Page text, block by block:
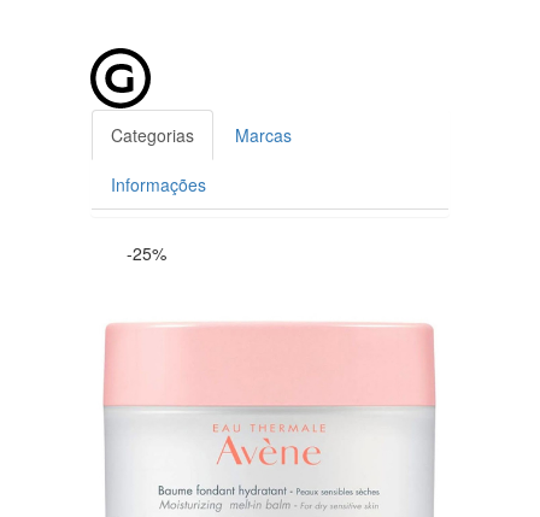
Categorias Marcas
Informações
-25%